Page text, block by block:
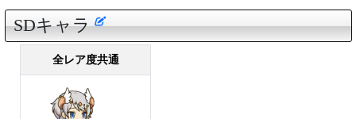
SDキャラ
全レア度共通